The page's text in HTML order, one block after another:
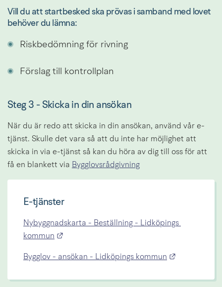
Vill du att startbesked ska prövas i samband med lovet
behöver du lämna:
Riskbedömning för rivning
Förslag till kontrollplan
Steg 3 - Skicka in din ansökan
När du är redo att skicka in din ansökan, använd vår e-
tjänst. Skulle det vara så att du inte har möjlighet att
skicka in via e-tjänst så kan du höra av dig till oss för att
få en blankett via Bygglovsrådgivning
E-tjänster
Nybyggnadskarta - Beställning - Lidköpings
kommun
Bygglov - ansökan - Lidköpings kommun